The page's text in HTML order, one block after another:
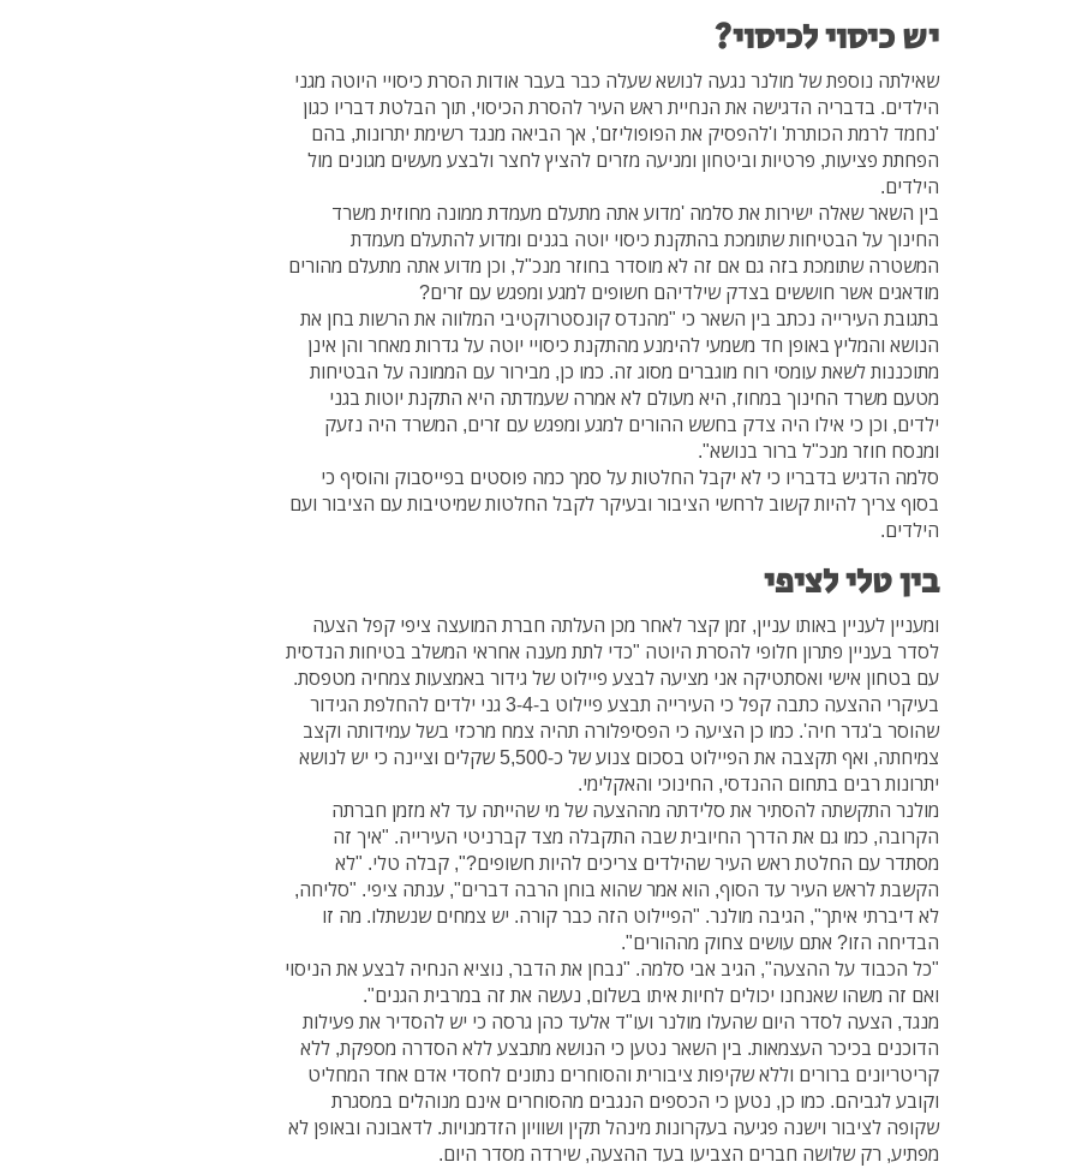
יש כיסוי לכיסוי?
שאילתה נוספת של מולנר נגעה לנושא שעלה כבר בעבר אודות הסרת כיסויי היוטה מגני
הילדים. בדבריה הדגישה את הנחיית ראש העיר להסרת הכיסוי, תוך הבלטת דבריו כגון
'נחמד לרמת הכותרת' ו'להפסיק את הפופוליזם', אך הביאה מנגד רשימת יתרונות, בהם
הפחתת פציעות, פרטיות וביטחון ומניעה מזרים להציץ לחצר ולבצע מעשים מגונים מול
הילדים.
בין השאר שאלה ישירות את סלמה 'מדוע אתה מתעלם מעמדת ממונה מחוזית משרד
החינוך על הבטיחות שתומכת בהתקנת כיסוי יוטה בגנים ומדוע להתעלם מעמדת
המשטרה שתומכת בזה גם אם זה לא מוסדר בחוזר מנכ"ל, וכן מדוע אתה מתעלם מהורים
מודאגים אשר חוששים בצדק שילדיהם חשופים למגע ומפגש עם זרים?
בתגובת העירייה נכתב בין השאר כי "מהנדס קונסטרוקטיבי המלווה את הרשות בחן את
הנושא והמליץ באופן חד משמעי להימנע מהתקנת כיסויי יוטה על גדרות מאחר והן אינן
מתוכננות לשאת עומסי רוח מוגברים מסוג זה. כמו כן, מבירור עם הממונה על הבטיחות
מטעם משרד החינוך במחוז, היא מעולם לא אמרה שעמדתה היא התקנת יוטות בגני
ילדים, וכן כי אילו היה צדק בחשש ההורים למגע ומפגש עם זרים, המשרד היה נזעק
ומנסח חוזר מנכ"ל ברור בנושא".
סלמה הדגיש בדבריו כי לא יקבל החלטות על סמך כמה פוסטים בפייסבוק והוסיף כי
בסוף צריך להיות קשוב לרחשי הציבור ובעיקר לקבל החלטות שמיטיבות עם הציבור ועם
הילדים.
בין טלי לציפי
ומעניין לעניין באותו עניין, זמן קצר לאחר מכן העלתה חברת המועצה ציפי קפל הצעה
לסדר בעניין פתרון חלופי להסרת היוטה "כדי לתת מענה אחראי המשלב בטיחות הנדסית
עם בטחון אישי ואסתטיקה אני מציעה לבצע פיילוט של גידור באמצעות צמחיה מטפסת.
בעיקרי ההצעה כתבה קפל כי העירייה תבצע פיילוט ב-3-4 גני ילדים להחלפת הגידור
שהוסר ב'גדר חיה'. כמו כן הציעה כי הפסיפלורה תהיה צמח מרכזי בשל עמידותה וקצב
צמיחתה, ואף תקצבה את הפיילוט בסכום צנוע של כ-5,500 שקלים וציינה כי יש לנושא
יתרונות רבים בתחום ההנדסי, החינוכי והאקלימי.
מולנר התקשתה להסתיר את סלידתה מההצעה של מי שהייתה עד לא מזמן חברתה
הקרובה, כמו גם את הדרך החיובית שבה התקבלה מצד קברניטי העירייה. "איך זה
מסתדר עם החלטת ראש העיר שהילדים צריכים להיות חשופים?", קבלה טלי. "לא
הקשבת לראש העיר עד הסוף, הוא אמר שהוא בוחן הרבה דברים", ענתה ציפי. "סליחה,
לא דיברתי איתך", הגיבה מולנר. "הפיילוט הזה כבר קורה. יש צמחים שנשתלו. מה זו
הבדיחה הזו? אתם עושים צחוק מההורים".
"כל הכבוד על ההצעה", הגיב אבי סלמה. "נבחן את הדבר, נוציא הנחיה לבצע את הניסוי
ואם זה משהו שאנחנו יכולים לחיות איתו בשלום, נעשה את זה במרבית הגנים".
מנגד, הצעה לסדר היום שהעלו מולנר ועו"ד אלעד כהן גרסה כי יש להסדיר את פעילות
הדוכנים בכיכר העצמאות. בין השאר נטען כי הנושא מתבצע ללא הסדרה מספקת, ללא
קריטריונים ברורים וללא שקיפות ציבורית והסוחרים נתונים לחסדי אדם אחד המחליט
וקובע לגביהם. כמו כן, נטען כי הכספים הנגבים מהסוחרים אינם מנוהלים במסגרת
שקופה לציבור וישנה פגיעה בעקרונות מינהל תקין ושוויון הזדמנויות. לדאבונה ובאופן לא
מפתיע, רק שלושה חברים הצביעו בעד ההצעה, שירדה מסדר היום.